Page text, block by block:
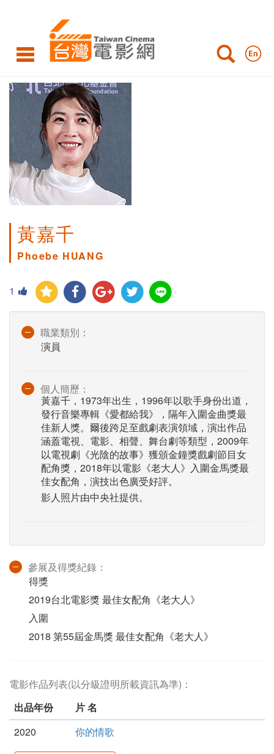
黃嘉千
Phoebe HUANG
1
職業類別：
演員
個人簡歷：
黃嘉千，1973年出生，1996年以歌手身份出道，
發行音樂專輯《愛都給我》，隔年入圍金曲獎最
佳新人獎。爾後跨足至戲劇表演領域，演出作品
涵蓋電視、電影、相聲、舞台劇等類型，2009年
以電視劇《光陰的故事》獲頒金鐘獎戲劇節目女
配角獎，2018年以電影《老大人》入圍金馬獎最
佳女配角，演技出色廣受好評。
影人照片由中央社提供。
參展及得獎紀錄：
得獎
2019台北電影獎 最佳女配角《老大人》
入圍
2018 第55屆金馬獎 最佳女配角《老大人》
電影作品列表(以分級證明所載資訊為準)：
出品年份
片 名
2020
你的情歌